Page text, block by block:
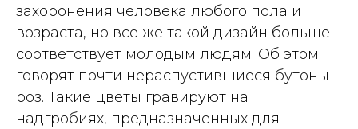
захоронения человека любого пола и
возраста, но все же такой дизайн больше
соответствует молодым людям. Об этом
говорят почти нераспустившиеся бутоны
роз. Такие цветы гравируют на
надгробиях, предназначенных для